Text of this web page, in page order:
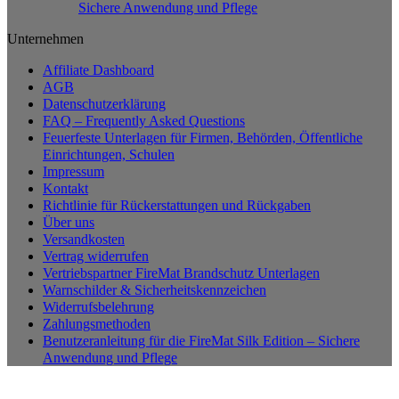
Sichere Anwendung und Pflege
Unternehmen
Affiliate Dashboard
AGB
Datenschutzerklärung
FAQ – Frequently Asked Questions
Feuerfeste Unterlagen für Firmen, Behörden, Öffentliche
Einrichtungen, Schulen
Impressum
Kontakt
Richtlinie für Rückerstattungen und Rückgaben
Über uns
Versandkosten
Vertrag widerrufen
Vertriebspartner FireMat Brandschutz Unterlagen
Warnschilder & Sicherheitskennzeichen
Widerrufsbelehrung
Zahlungsmethoden
Benutzeranleitung für die FireMat Silk Edition – Sichere
Anwendung und Pflege